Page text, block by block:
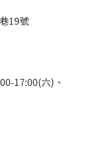
19號
17:00(六)、